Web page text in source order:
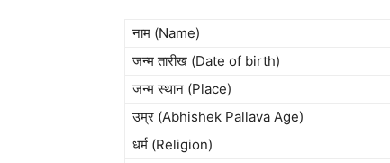
नाम (Name)
जन्म तारीख (Date of birth)
जन्म स्थान (Place)
उम्र (Abhishek Pallava Age)
धर्म (Religion)